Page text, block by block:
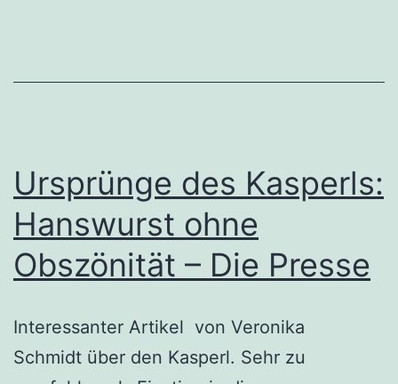
Ursprünge des Kasperls:
Hanswurst ohne
Obszönität – Die Presse
Interessanter Artikel von Veronika
Schmidt über den Kasperl. Sehr zu